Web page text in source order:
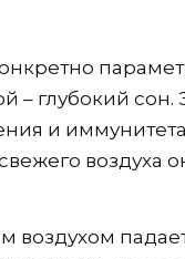
– глубокий сон.
и
воздуха
воздухом